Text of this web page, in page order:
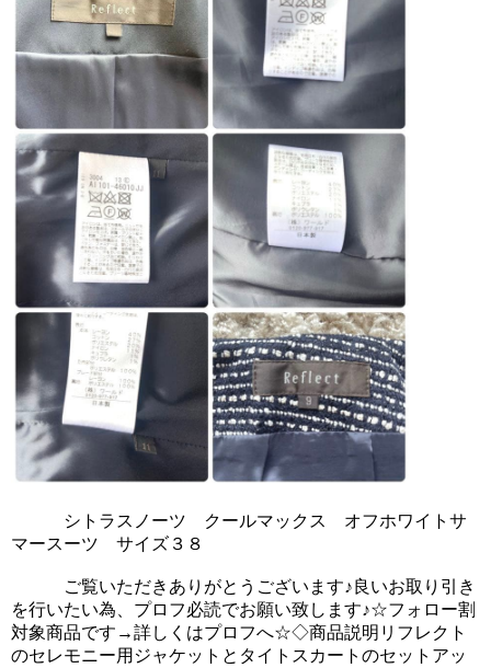
マースーツ　サイズ３８
を行いたい為、プロフ必読でお願い致します♪☆フォロー割
対象商品です→詳しくはプロフへ☆◇商品説明リフレクト
のセレモニー用ジャケットとタイトスカートのセットアッ